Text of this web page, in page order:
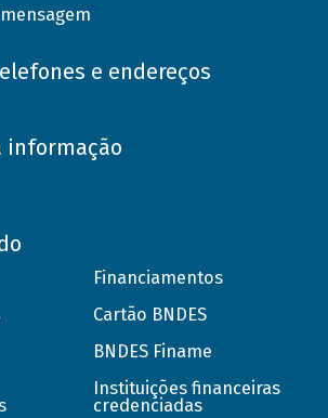
e endereços
informação
Financiamentos
Cartão BNDES
BNDES Finame
Instituições financeiras
credenciadas